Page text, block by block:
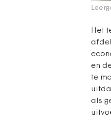
Het
en
te
als